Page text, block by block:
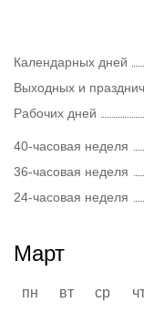
Календарных дней
Выходных и
Рабочих дней
40-часовая неделя
36-часовая неделя
24-часовая неделя
Март
пн вт ср